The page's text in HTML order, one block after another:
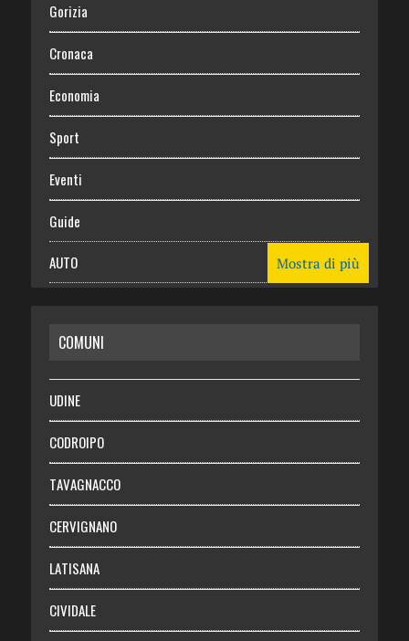
Gorizia
Cronaca
Economia
Sport
Eventi
Guide
AUTO
RISPARMIO
SALUTE
Necrologie
Chi siamo
Abbonati
Login
Mostra di più
COMUNI
UDINE
CODROIPO
TAVAGNACCO
CERVIGNANO
LATISANA
CIVIDALE